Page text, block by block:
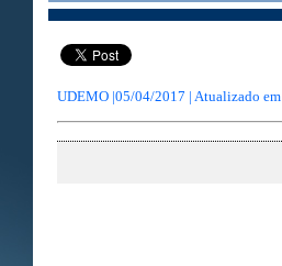
UDEMO |05/04/2017 | Atualizado em